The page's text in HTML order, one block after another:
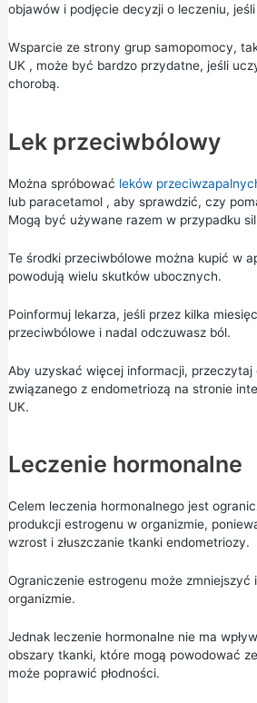
objawów i podjęcie decyzji o leczeniu, jeśli
Wsparcie ze strony grup samopomocy,
UK, może być bardzo przydatne, jeśli
chorobą.
Lek przeciwbólowy
Można spróbować leków
lub paracetamol, aby sprawdzić, czy
Mogą być używane razem w przypadku
Te środki przeciwbólowe można kupić w
powodują wielu skutków ubocznych.
Poinformuj lekarza, jeśli przez kilka
przeciwbólowe i nadal odczuwasz ból.
Aby uzyskać więcej informacji, przeczytaj
związanego z endometriozą na stronie
UK.
Leczenie hormonalne
Celem leczenia hormonalnego jest
produkcji estrogenu w organizmie,
wzrost i złuszczanie tkanki endometriozy.
Ograniczenie estrogenu może zmniejszyć
organizmie.
Jednak leczenie hormonalne nie ma
obszary tkanki, które mogą powodować
może poprawić płodności.